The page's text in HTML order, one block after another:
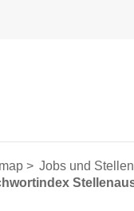
> Jobs und